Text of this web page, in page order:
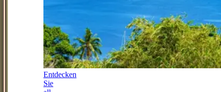
Entdecken
Sie